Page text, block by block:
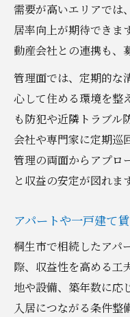
需要が高いエリアでは
居率向上が期待できま
動産会社との連携も、
管理面では、定期的な
心して住める環境を整
も防犯や近隣トラブル
会社や専門家に定期巡
管理の両面からアプロ
と収益の安定が図れます
アパートや一戸建て
桐生市で相続したアパ
際、収益性を高める工
地や設備、築年数に応
入居につながる条件整